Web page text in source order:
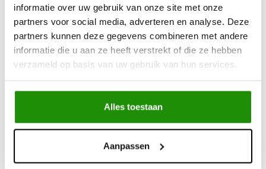
informatie over uw gebruik van onze site met onze
partners voor social media, adverteren en analyse. Deze
partners kunnen deze gegevens combineren met andere
informatie die u aan ze heeft verstrekt of die ze hebben
verzameld op basis van uw gebruik van hun services.
Alles toestaan
Aanpassen
€73,55
€89,00
Incl. btw
€73,55
€89,00
Incl. btw